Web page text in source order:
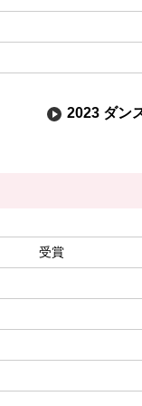
2023 ダン
受賞